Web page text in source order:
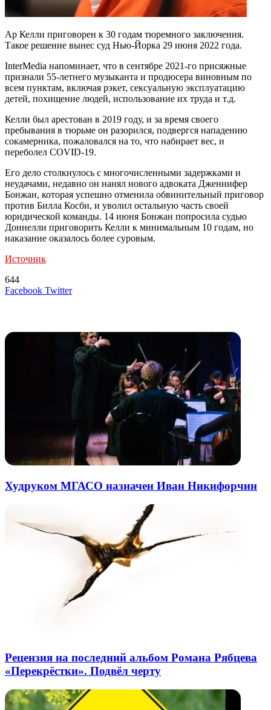
Ар Келли приговорен к 30 годам тюремного заключения.
Такое решение вынес суд Нью-Йорка 29 июня 2022 года.
InterMedia напоминает, что в сентябре 2021-го присяжные
признали 55-летнего музыканта и продюсера виновным по
всем пунктам, включая рэкет, сексуальную эксплуатацию
детей, похищение людей, использование их труда и т.д.
Келли был арестован в 2019 году, и за время своего
пребывания в тюрьме он разорился, подвергся нападению
сокамерника, пожаловался на то, что набирает вес, и
переболел COVID-19.
Его дело столкнулось с многочисленными задержками и
неудачами, недавно он нанял нового адвоката Дженнифер
Бонжан, которая успешно отменила обвинительный приговор
против Билла Косби, и уволил остальную часть своей
юридической команды. 14 июня Бонжан попросила судью
Доннелли приговорить Келли к минимальным 10 годам, но
наказание оказалось более суровым.
Источник
644
Facebook TwitterLinkedIn
Tumblr
Reddit
Вконтакте
Одноклассники
Skype
Messenger
Messenger
WhatsApp
Telegram
Viber
Line
Поделиться
Печатать
Худруком МГАСО назначен Иван Никифорчин
Рецензия на последний альбом Романа Рябцева
«Перекрёстки». Подвёл черту